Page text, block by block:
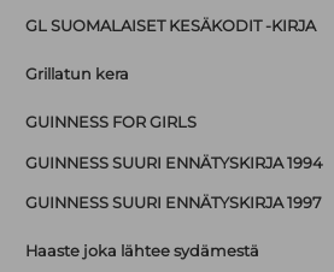
GL SUOMALAISET KESÄKODIT -KIRJA
Grillatun kera
GUINNESS FOR GIRLS
GUINNESS SUURI ENNÄTYSKIRJA 1994
GUINNESS SUURI ENNÄTYSKIRJA 1997
Haaste joka lähtee sydämestä